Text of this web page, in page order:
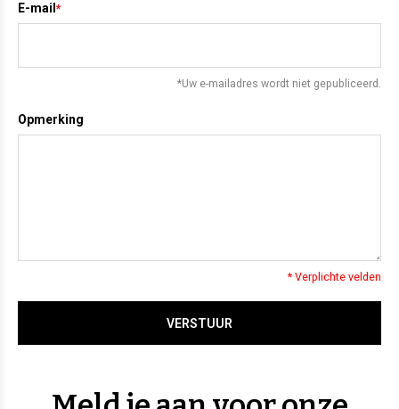
E-mail*
*Uw e-mailadres wordt niet gepubliceerd.
Opmerking
* Verplichte velden
VERSTUUR